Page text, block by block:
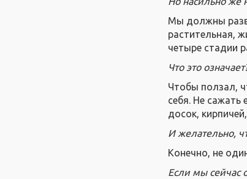
Мы должны
растительная,
четыре стадии
Что это
Чтобы ползал,
себя. Не
досок,
И желательно,
Конечно, не
Если мы сейчас